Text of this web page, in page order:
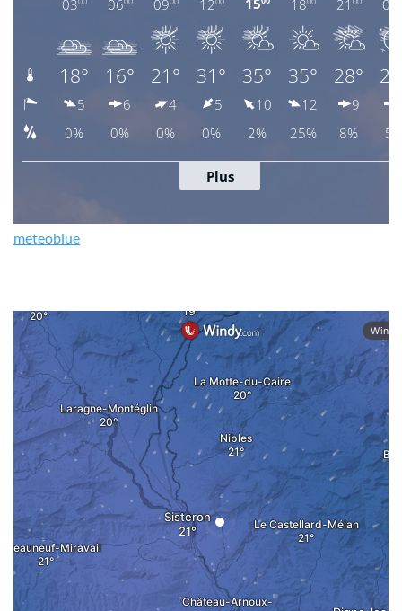
meteoblue